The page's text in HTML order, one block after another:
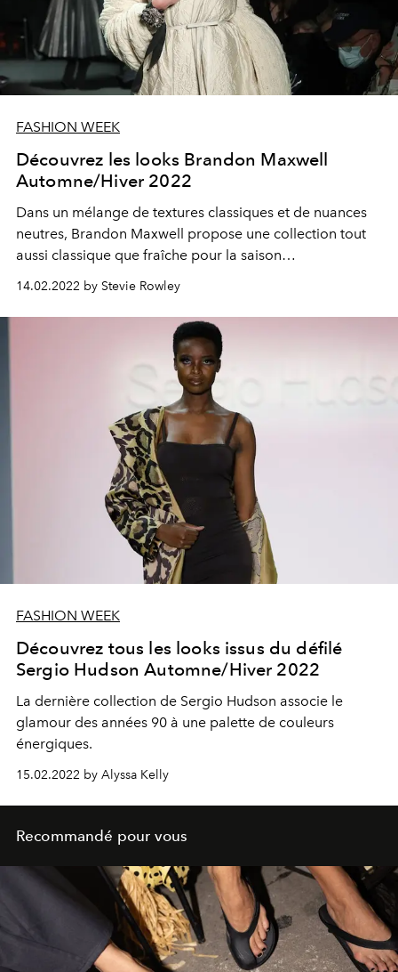
FASHION WEEK
Découvrez les looks Brandon Maxwell
Automne/Hiver 2022
Dans un mélange de textures classiques et de nuances
neutres, Brandon Maxwell propose une collection tout
aussi classique que fraîche pour la saison
Automne/Hiver 2022.
14.02.2022 by Stevie Rowley
FASHION WEEK
Découvrez tous les looks issus du défilé
Sergio Hudson Automne/Hiver 2022
La dernière collection de Sergio Hudson associe le
glamour des années 90 à une palette de couleurs
énergiques.
15.02.2022 by Alyssa Kelly
Recommandé pour vous